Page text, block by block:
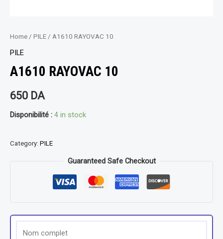
Home / PILE / A1610 RAYOVAC 10
PILE
A1610 RAYOVAC 10
650 DA
Disponibilité : 4 in stock
Category: PILE
Guaranteed Safe Checkout